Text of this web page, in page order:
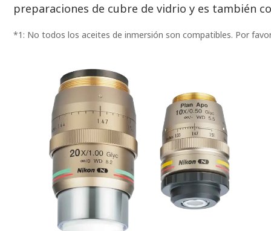
preparaciones de cubre de vidrio y es también
*1: No todos los aceites de inmersión son compatibles. Por